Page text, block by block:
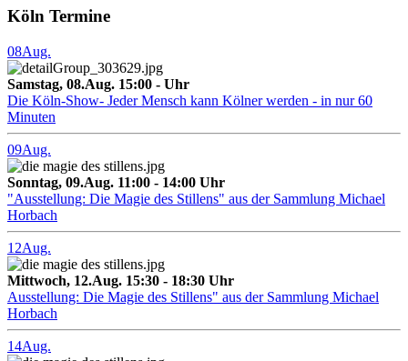
Köln Termine
08Aug.
Samstag, 08.Aug. 15:00 - Uhr
Die Köln-Show- Jeder Mensch kann Kölner werden - in nur 60
Minuten
09Aug.
Sonntag, 09.Aug. 11:00 - 14:00 Uhr
"Ausstellung: Die Magie des Stillens" aus der Sammlung Michael
Horbach
12Aug.
Mittwoch, 12.Aug. 15:30 - 18:30 Uhr
Ausstellung: Die Magie des Stillens" aus der Sammlung Michael
Horbach
14Aug.